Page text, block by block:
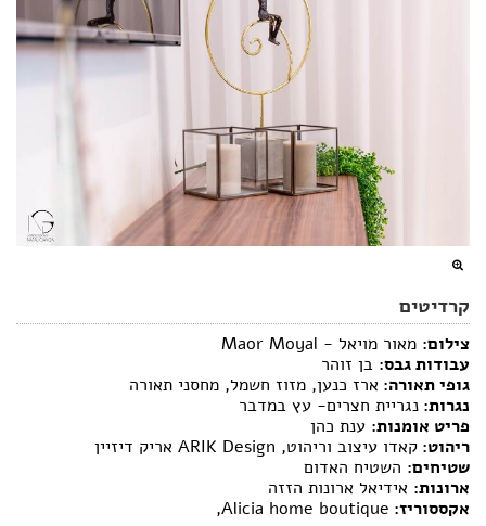
קרדיטים
צילום: מאור מויאל - Maor Moyal
עבודות גבס: בן זוהר
גופי תאורה: ארז כנען, מזוז חשמל, מחסני תאורה
נגרות: נגריית חצרים- עץ במדבר
פריט אומנות: ענת כהן
ריהוט: קאדו עיצוב וריהוט, ARIK Design אריק דיזיין
שטיחים: השטיח האדום
ארונות: אידיאל ארונות הזזה
אקססוריז: Alicia home boutique,